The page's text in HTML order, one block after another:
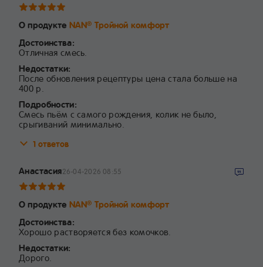
О продукте NAN® Тройной комфорт
Достоинства:
Отличная смесь.
Недостатки:
После обновления рецептуры цена стала больше на
400 р.
Подробности:
Смесь пьём с самого рождения, колик не было,
срыгиваний минимально.
1 ответов
Анастасия26-04-2026 08:55
О продукте NAN® Тройной комфорт
Достоинства:
Хорошо растворяется без комочков.
Недостатки:
Дорого.